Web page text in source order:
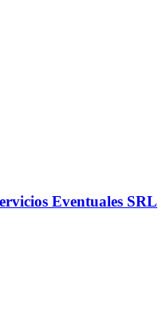
Eventuales SRL